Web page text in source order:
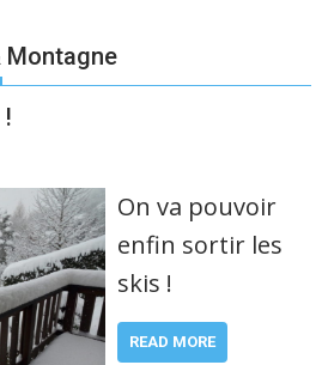
Montagne
On va pouvoir
enfin sortir les
skis !
READ MORE